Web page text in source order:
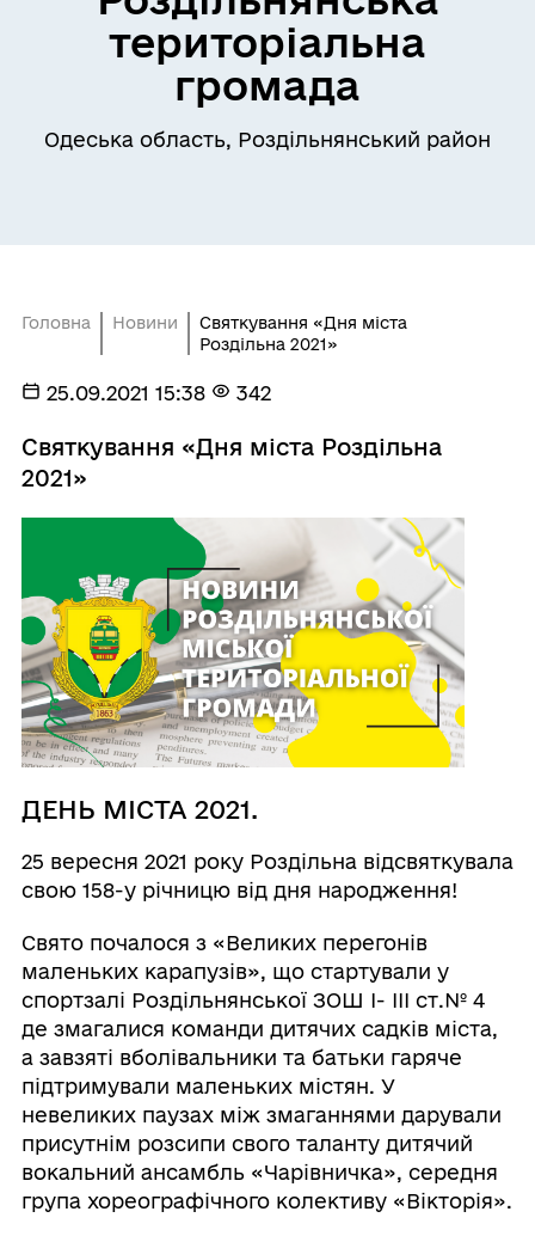
територіальна
громада
Одеська область, Роздільнянський район
Головна Новини
Святкування «Дня міста
Роздільна 2021»
25.09.2021 15:38 342
Святкування «Дня міста Роздільна
2021»
ДЕНЬ МІСТА 2021.
25 вересня 2021 року Роздільна відсвяткувала
свою 158-у річницю від дня народження!
Свято почалося з «Великих перегонів
маленьких карапузів», що стартували у
спортзалі Роздільнянської ЗОШ І- ІІІ ст.№ 4
де змагалися команди дитячих садків міста,
а завзяті вболівальники та батьки гаряче
підтримували маленьких містян. У
невеликих паузах між змаганнями дарували
присутнім розсипи свого таланту дитячий
вокальний ансамбль «Чарівничка», середня
група хореографічного колективу «Вікторія».